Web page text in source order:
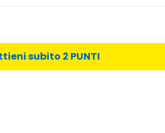
subito 2 PUNTI